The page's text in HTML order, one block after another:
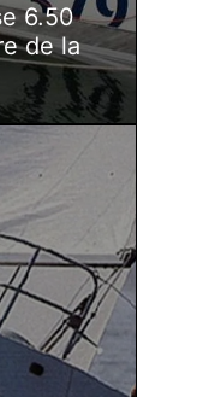
6.50
de la